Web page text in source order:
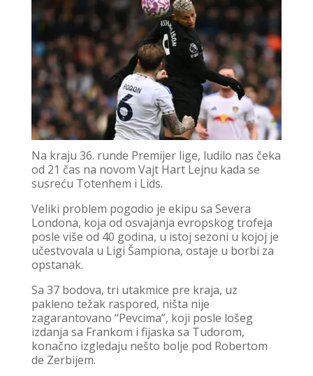
Na kraju 36. runde Premijer lige, ludilo nas čeka
od 21 čas na novom Vajt Hart Lejnu kada se
susreću Totenhem i Lids.
Veliki problem pogodio je ekipu sa Severa
Londona, koja od osvajanja evropskog trofeja
posle više od 40 godina, u istoj sezoni u kojoj je
učestvovala u Ligi Šampiona, ostaje u borbi za
opstanak.
Sa 37 bodova, tri utakmice pre kraja, uz
pakleno težak raspored, ništa nije
zagarantovano “Pevcima”, koji posle lošeg
izdanja sa Frankom i fijaska sa Tudorom,
konačno izgledaju nešto bolje pod Robertom
de Zerbijem.